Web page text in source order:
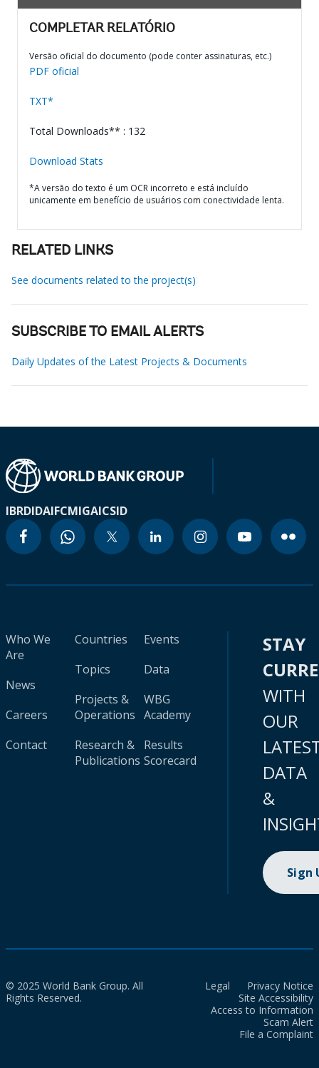
COMPLETAR RELATÓRIO
Versão oficial do documento (pode conter assinaturas, etc.)
PDF oficial
TXT*
Total Downloads** : 132
Download Stats
*A versão do texto é um OCR incorreto e está incluído
unicamente em benefício de usuários com conectividade lenta.
RELATED LINKS
See documents related to the project(s)
SUBSCRIBE TO EMAIL ALERTS
Daily Updates of the Latest Projects & Documents
IBRDIDAIFCMIGAICSID
Who We
Are
News
Careers
Contact
Countries
Topics
Projects &
Operations
Research &
Publications
Events
Data
WBG
Academy
Results
Scorecard
STAY
WITH
OUR
DATA
&
Sign
© 2025 World Bank Group. All
Rights Reserved.
Legal
Privacy Notice
Site Accessibility
Access to Information
Scam Alert
File a Complaint